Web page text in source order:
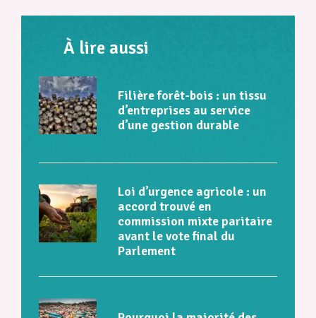
À lire aussi
Filière forêt-bois : un tissu
d’entreprises au service
d’une gestion durable
Loi d’urgence agricole : un
accord trouvé en
commission mixte paritaire
avant le vote final du
Parlement